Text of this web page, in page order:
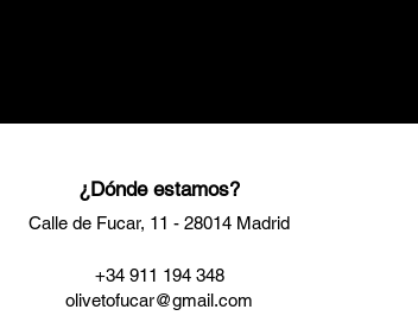
¿Dónde estamos?
Calle de Fucar, 11 - 28014 Madrid
+34 911 194 348
olivetofucar@gmail.com